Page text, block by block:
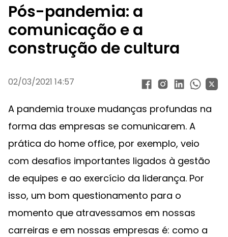
Pós-pandemia: a
comunicação e a
construção de cultura
02/03/2021 14:57
A pandemia trouxe mudanças profundas na
forma das empresas se comunicarem. A
prática do home office, por exemplo, veio
com desafios importantes ligados à gestão
de equipes e ao exercício da liderança. Por
isso, um bom questionamento para o
momento que atravessamos em nossas
carreiras e em nossas empresas é: como a